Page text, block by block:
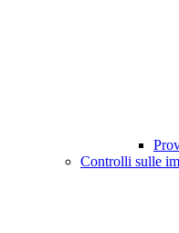
Controlli sulle